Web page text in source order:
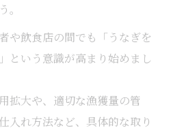
。
や飲食店の間でも「うなぎを
という意識が高まり始めまし
拡大や、適切な漁獲量の管
入れ方法など、具体的な取り